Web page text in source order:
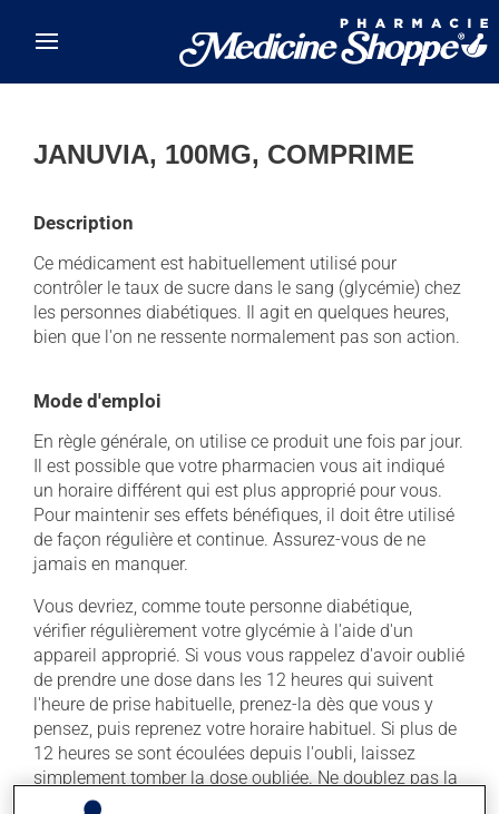
JANUVIA, 100MG, COMPRIME
Description
Ce médicament est habituellement utilisé pour
contrôler le taux de sucre dans le sang (glycémie) chez
les personnes diabétiques. Il agit en quelques heures,
bien que l'on ne ressente normalement pas son action.
Mode d'emploi
En règle générale, on utilise ce produit une fois par jour.
Il est possible que votre pharmacien vous ait indiqué
un horaire différent qui est plus approprié pour vous.
Pour maintenir ses effets bénéfiques, il doit être utilisé
de façon régulière et continue. Assurez-vous de ne
jamais en manquer.
Vous devriez, comme toute personne diabétique,
vérifier régulièrement votre glycémie à l'aide d'un
appareil approprié. Si vous vous rappelez d'avoir oublié
de prendre une dose dans les 12 heures qui suivent
l'heure de prise habituelle, prenez-la dès que vous y
pensez, puis reprenez votre horaire habituel. Si plus de
12 heures se sont écoulées depuis l'oubli, laissez
simplement tomber la dose oubliée. Ne doublez pas la
dose suivante pour tenter de vous rattraper.